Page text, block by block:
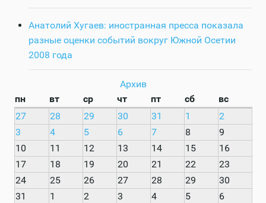
Анатолий Хугаев: иностранная пресса показала
разные оценки событий вокруг Южной Осетии
2008 года
Архив
пн
вт ср чт пт сб
вс
27
28 29 30 31 1
2
3
4 5 6 7 8
9
10
11 12 13 14 15
16
17
18 19 20 21 22
23
24
25 26 27 28 29
30
31
1 2 3 4 5 6